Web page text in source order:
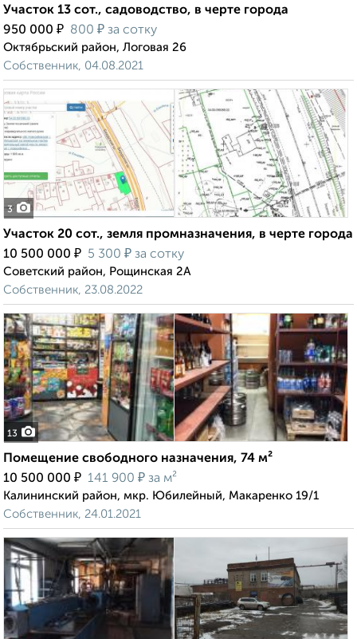
Участок 13 сот., садоводство, в черте города
950 000 ₽ 800 ₽ за сотку
Октябрьский район, Логовая 26
Собственник, 04.08.2021
3
Участок 20 сот., земля промназначения, в черте города
10 500 000 ₽ 5 300 ₽ за сотку
Советский район, Рощинская 2А
Собственник, 23.08.2022
13
Помещение свободного назначения, 74 м²
10 500 000 ₽ 141 900 ₽ за м²
Калининский район, мкр. Юбилейный, Макаренко 19/1
Собственник, 24.01.2021